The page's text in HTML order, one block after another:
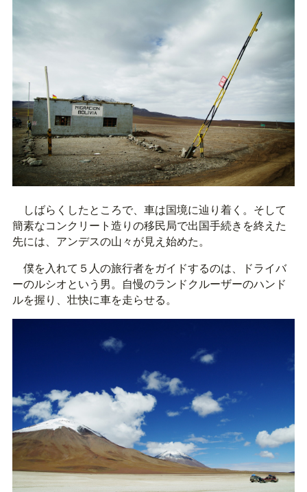
しばらくしたところで、車は国境に辿り着く。そして
簡素なコンクリート造りの移民局で出国手続きを終えた
先には、アンデスの山々が見え始めた。
僕を入れて５人の旅行者をガイドするのは、ドライバ
ーのルシオという男。自慢のランドクルーザーのハンド
ルを握り、壮快に車を走らせる。